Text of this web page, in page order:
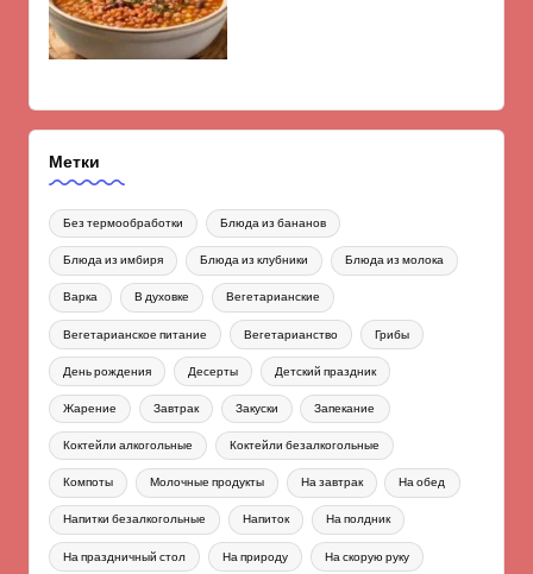
Метки
Без термообработки Блюда из бананов
Блюда из имбиря Блюда из клубники Блюда из молока
Варка В духовке Вегетарианские
Вегетарианское питание Вегетарианство Грибы
День рождения Десерты Детский праздник
Жарение Завтрак Закуски Запекание
Коктейли алкогольные Коктейли безалкогольные
Компоты Молочные продукты На завтрак На обед
Напитки безалкогольные Напиток На полдник
На праздничный стол На природу На скорую руку